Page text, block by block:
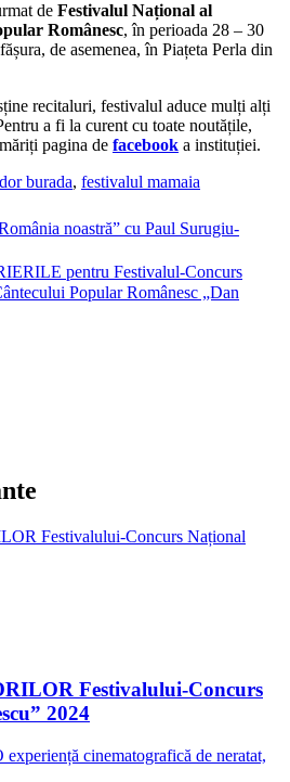
de Festivalul Național al
Românesc, în perioada 28 – 30
de asemenea, în Piațeta Perla din
recitaluri, festivalul aduce mulți alți
a fi la curent cu toate noutățile,
pagina de facebook a instituției.
burada, festivalul mamaia
noastră” cu Paul Surugiu-
pentru Festivalul-Concurs
Popular Românesc „Dan
Festivalului-Concurs
2024